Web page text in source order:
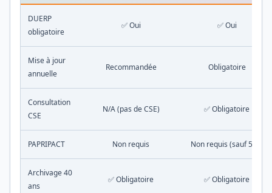
DUERP
obligatoire
✅ Oui ✅ Oui
Mise à jour
annuelle
Recommandée Obligatoire
Consultation
CSE
N/A (pas de CSE) ✅ Obligatoire
PAPRIPACT Non requis Non requis (sauf 50+)
Archivage 40
ans
✅ Obligatoire ✅ Obligatoire